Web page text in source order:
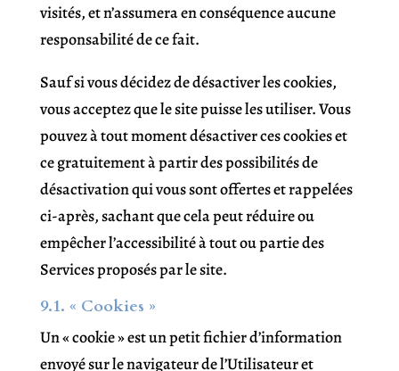
visités, et n’assumera en conséquence aucune
responsabilité de ce fait.
Sauf si vous décidez de désactiver les cookies,
vous acceptez que le site puisse les utiliser. Vous
pouvez à tout moment désactiver ces cookies et
ce gratuitement à partir des possibilités de
désactivation qui vous sont offertes et rappelées
ci-après, sachant que cela peut réduire ou
empêcher l’accessibilité à tout ou partie des
Services proposés par le site.
9.1. « Cookies »
Un « cookie » est un petit fichier d’information
envoyé sur le navigateur de l’Utilisateur et